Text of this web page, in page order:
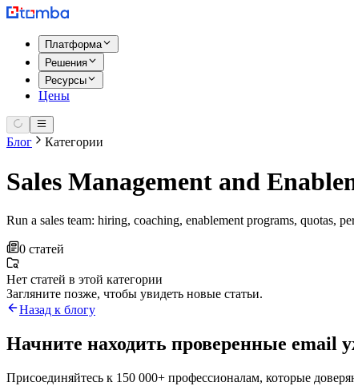
Платформа
Решения
Ресурсы
Цены
Блог Категории
Sales Management and
Run a sales team: hiring, coaching, enablement programs, quotas,
0 статей
Нет статей в этой категории
Загляните позже, чтобы увидеть новые статьи.
Назад к блогу
Начните находить проверенные email
Присоединяйтесь к 150 000+ профессионалам, которые